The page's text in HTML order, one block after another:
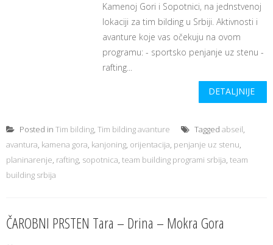
Kamenoj Gori i Sopotnici, na jednstvenoj
lokaciji za tim bilding u Srbiji. Aktivnosti i
avanture koje vas očekuju na ovom
programu: - sportsko penjanje uz stenu -
rafting...
DETALJNIJE
Posted in Tim bilding, Tim bilding avanture Tagged abseil,
avantura, kamena gora, kanjoning, orijentacija, penjanje uz stenu,
planinarenje, rafting, sopotnica, team building programi srbija, team
building srbija
ČAROBNI PRSTEN Tara – Drina – Mokra Gora